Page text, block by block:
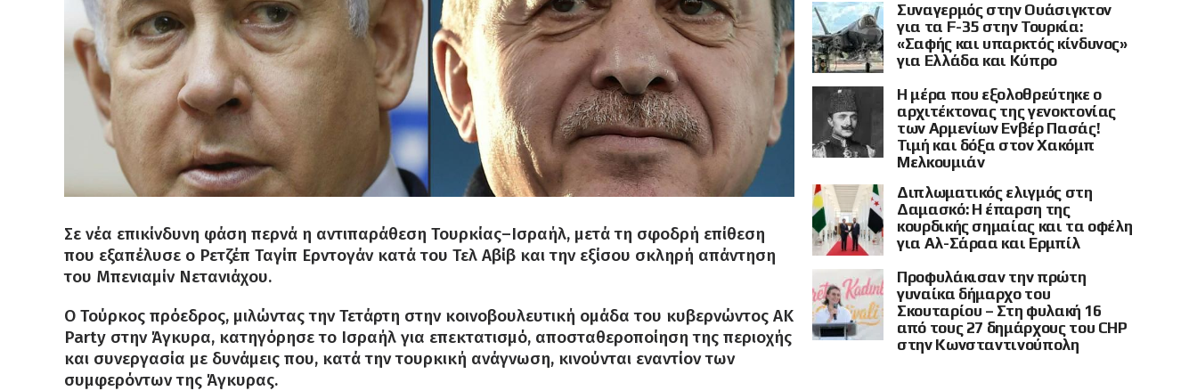
Σε νέα επικίνδυνη φάση περνά η αντιπαράθεση Τουρκίας–Ισραήλ, μετά τη σφοδρή επίθεση
που εξαπέλυσε ο Ρετζέπ Ταγίπ Ερντογάν κατά του Τελ Αβίβ και την εξίσου σκληρή απάντηση
του Μπενιαμίν Νετανιάχου.
Ο Τούρκος πρόεδρος, μιλώντας την Τετάρτη στην κοινοβουλευτική ομάδα του κυβερνώντος AK
Party στην Άγκυρα, κατηγόρησε το Ισραήλ για επεκτατισμό, αποσταθεροποίηση της περιοχής
και συνεργασία με δυνάμεις που, κατά την τουρκική ανάγνωση, κινούνται εναντίον των
συμφερόντων της Άγκυρας.
Συναγερμός στην Ουάσιγκτον
για τα F-35 στην Τουρκία:
«Σαφής και υπαρκτός κίνδυνος»
για Ελλάδα και Κύπρο
Η μέρα που εξολοθρεύτηκε ο
αρχιτέκτονας της γενοκτονίας
των Αρμενίων Ενβέρ Πασάς!
Τιμή και δόξα στον Χακόμπ
Μελκουμιάν
Διπλωματικός ελιγμός στη
Δαμασκό: Η έπαρση της
κουρδικής σημαίας και τα οφέλη
για Αλ-Σάραα και Ερμπίλ
Προφυλάκισαν την πρώτη
γυναίκα δήμαρχο του
Σκουταρίου – Στη φυλακή 16
από τους 27 δημάρχους του CHP
στην Κωνσταντινούπολη